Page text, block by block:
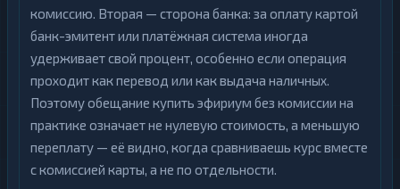
комиссию. Вторая — сторона банка: за оплату картой
банк-эмитент или платёжная система иногда
удерживает свой процент, особенно если операция
проходит как перевод или как выдача наличных.
Поэтому обещание купить эфириум без комиссии на
практике означает не нулевую стоимость, а меньшую
переплату — её видно, когда сравниваешь курс вместе
с комиссией карты, а не по отдельности.